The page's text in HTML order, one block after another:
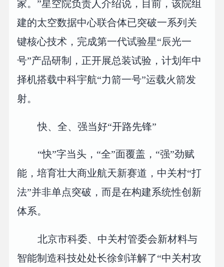
家。”星空院负责人介绍说，目前，该院组
建的太空数据中心联合体已突破一系列关
键核心技术，完成第一代试验星“辰光一
号”产品研制，正开展总装试验，计划年中
择机搭载中科宇航“力箭一号”运载火箭发
射。
快、全、强当好“开路先锋”
“快”字当头，“全”面覆盖，“强”劲赋
能，培育壮大商业航天新赛道，中关村“打
法”并非单点突破，而是在构建系统性创新
体系。
北京市科委、中关村管委会新材料与
智能制造科技处处长徐剑详解了“中关村攻